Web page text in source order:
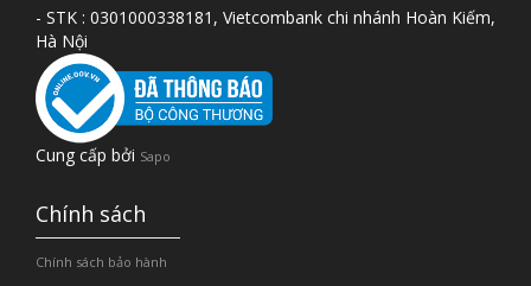
- STK : 0301000338181, Vietcombank chi nhánh Hoàn Kiếm,
Hà Nội
Cung cấp bởi Sapo
Chính sách
Chính sách bảo hành